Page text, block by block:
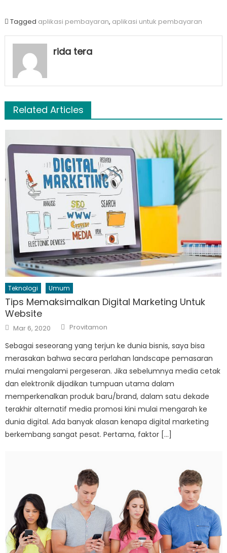
Tagged aplikasi pembayaran, aplikasi untuk pembayaran
rida tera
Related Articles
Teknologi Umum
Tips Memaksimalkan Digital Marketing Untuk
Website
Posted
on
Mar 6, 2020 Author
Provitamon
Sebagai seseorang yang terjun ke dunia bisnis, saya bisa
merasakan bahwa secara perlahan landscape pemasaran
mulai mengalami pergeseran. Jika sebelumnya media cetak
dan elektronik dijadikan tumpuan utama dalam
memperkenalkan produk baru/brand, dalam satu dekade
terakhir alternatif media promosi kini mulai mengarah ke
dunia digital. Ada banyak alasan kenapa digital marketing
berkembang sangat pesat. Pertama, faktor […]